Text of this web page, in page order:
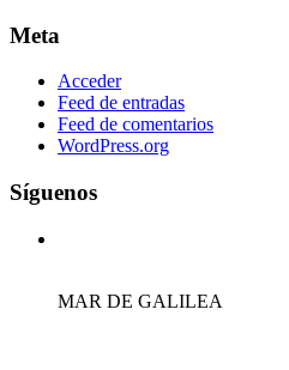
Meta
Acceder
Feed de entradas
Feed de comentarios
WordPress.org
Síguenos
MAR DE GALILEA